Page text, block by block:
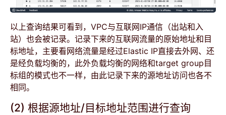
以上查询结果可看到，VPC与互联网IP通信（出站和入
站）也会被记录。记录下来的互联网流量的原始地址和目
标地址，主要看网络流量是经过Elastic IP直接去外网、还
是经负载均衡的，此外负载均衡的网络和target group目
标组的模式也不一样，由此记录下来的源地址访问也各不
相同。
(2) 根据源地址/目标地址范围进行查询